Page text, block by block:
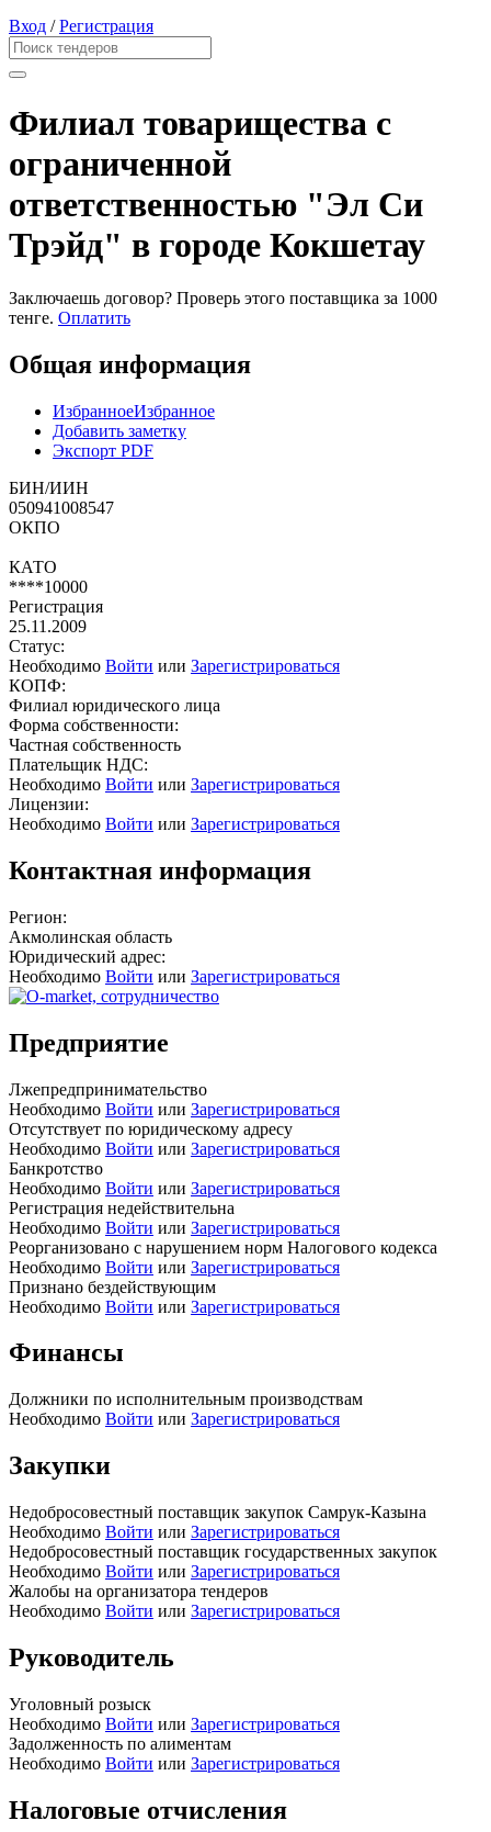
Вход /Регистрация
Филиал товарищества с
ограниченной
ответственностью "Эл Си
Трэйд" в городе Кокшетау
Заключаешь договор? Проверь этого поставщика за 1000
тенге. Оплатить
Общая информация
ИзбранноеИзбранное
Добавить заметку
Экспорт PDF
БИН/ИИН
050941008547
ОКПО
КАТО
****10000
Регистрация
25.11.2009
Статус:
Необходимо Войти или Зарегистрироваться
КОПФ:
Филиал юридического лица
Форма собственности:
Частная собственность
Плательщик НДС:
Необходимо Войти или Зарегистрироваться
Лицензии:
Необходимо Войти или Зарегистрироваться
Контактная информация
Регион:
Акмолинская область
Юридический адрес:
Необходимо Войти или Зарегистрироваться
Предприятие
Лжепредпринимательство
Необходимо Войти или Зарегистрироваться
Отсутствует по юридическому адресу
Необходимо Войти или Зарегистрироваться
Банкротство
Необходимо Войти или Зарегистрироваться
Регистрация недействительна
Необходимо Войти или Зарегистрироваться
Реорганизовано с нарушением норм Налогового кодекса
Необходимо Войти или Зарегистрироваться
Признано бездействующим
Необходимо Войти или Зарегистрироваться
Финансы
Должники по исполнительным производствам
Необходимо Войти или Зарегистрироваться
Закупки
Недобросовестный поставщик закупок Самрук-Казына
Необходимо Войти или Зарегистрироваться
Недобросовестный поставщик государственных закупок
Необходимо Войти или Зарегистрироваться
Жалобы на организатора тендеров
Необходимо Войти или Зарегистрироваться
Руководитель
Уголовный розыск
Необходимо Войти или Зарегистрироваться
Задолженность по алиментам
Необходимо Войти или Зарегистрироваться
Налоговые отчисления